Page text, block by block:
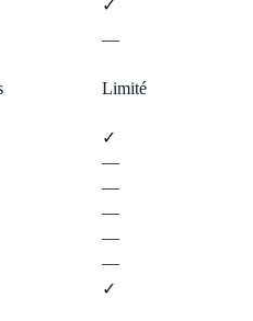
✓
—
Limité
✓
—
—
—
—
—
✓